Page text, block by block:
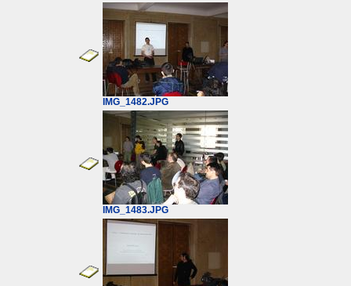
IMG_1482.JPG
IMG_1483.JPG